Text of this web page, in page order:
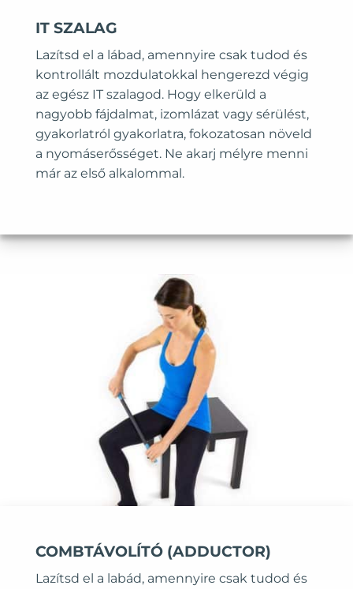
IT SZALAG
Lazítsd el a lábad, amennyire csak tudod és
kontrollált mozdulatokkal hengerezd végig
az egész IT szalagod. Hogy elkerüld a
nagyobb fájdalmat, izomlázat vagy sérülést,
gyakorlatról gyakorlatra, fokozatosan növeld
a nyomáserősséget. Ne akarj mélyre menni
már az első alkalommal.
COMBTÁVOLÍTÓ (ADDUCTOR)
Lazítsd el a labád, amennyire csak tudod és